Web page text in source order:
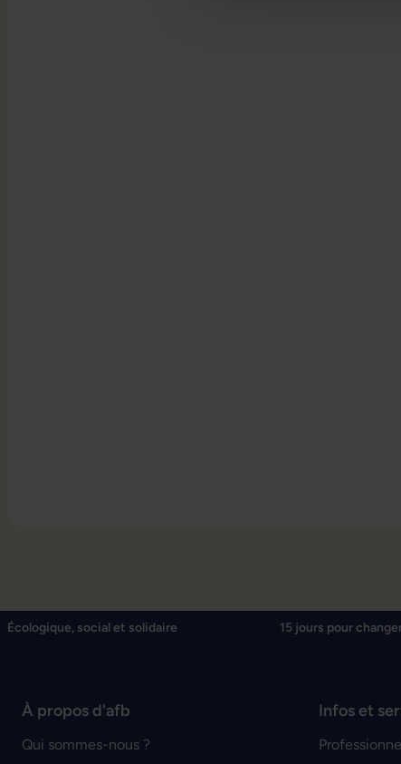
Écologique, social et solidaire 15 jours pour
À propos d'afb
Qui sommes-nous ?
Infos et